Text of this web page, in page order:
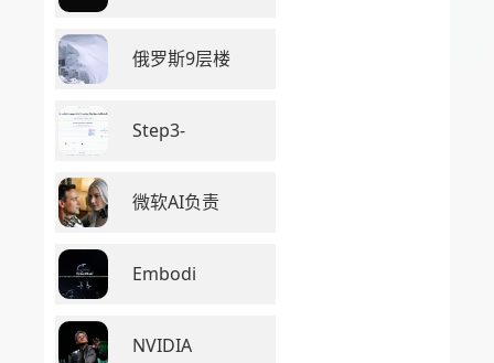
俄罗斯9层楼
Step3-
微软AI负责
Embodi
NVIDIA